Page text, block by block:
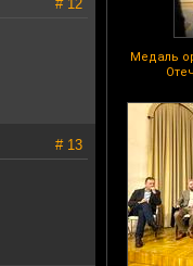
Медаль
# 12
# 13